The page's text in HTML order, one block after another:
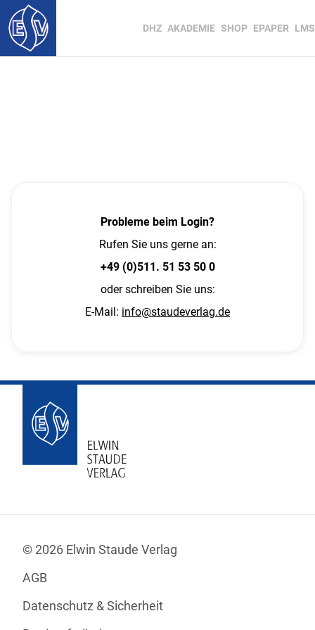
DHZ AKADEMIE SHOP EPAPER LMS
Probleme beim Login?
Rufen Sie uns gerne an:
+49 (0)511. 51 53 50 0
oder schreiben Sie uns:
E-Mail: info@staudeverlag.de
© 2026 Elwin Staude Verlag
AGB
Datenschutz & Sicherheit